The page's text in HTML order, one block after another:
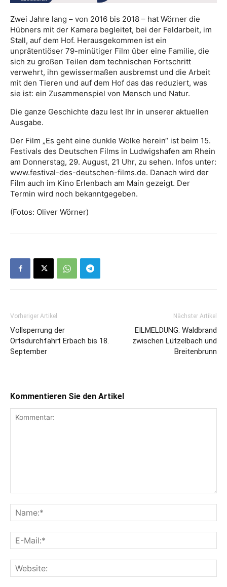
Zwei Jahre lang – von 2016 bis 2018 – hat Wörner die
Hübners mit der Kamera begleitet, bei der Feldarbeit, im
Stall, auf dem Hof. Herausgekommen ist ein
unprätentiöser 79-minütiger Film über eine Familie, die
sich zu großen Teilen dem technischen Fortschritt
verwehrt, ihn gewissermaßen ausbremst und die Arbeit
mit den Tieren und auf dem Hof das das reduziert, was
sie ist: ein Zusammenspiel von Mensch und Natur.
Die ganze Geschichte dazu lest Ihr in unserer aktuellen
Ausgabe.
Der Film „Es geht eine dunkle Wolke herein“ ist beim 15.
Festivals des Deutschen Films in Ludwigshafen am Rhein
am Donnerstag, 29. August, 21 Uhr, zu sehen. Infos unter:
www.festival-des-deutschen-films.de. Danach wird der
Film auch im Kino Erlenbach am Main gezeigt. Der
Termin wird noch bekanntgegeben.
(Fotos: Oliver Wörner)
Vorheriger Artikel
Vollsperrung der
Ortsdurchfahrt Erbach bis 18.
September
Nächster Artikel
EILMELDUNG: Waldbrand
zwischen Lützelbach und
Breitenbrunn
Kommentieren Sie den Artikel